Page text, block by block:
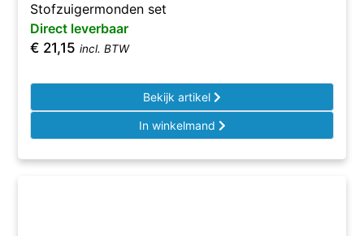
Stofzuigermonden set
Direct leverbaar
€ 21,15 incl. BTW
Bekijk artikel
In winkelmand